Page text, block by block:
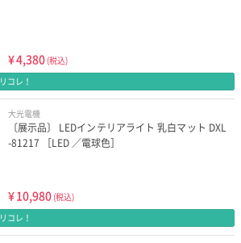
¥4,380 (税込)
リコレ！
大光電機
〔展示品〕 LEDインテリアライト 乳白マット DXL
-81217 ［LED ／電球色］
¥10,980 (税込)
リコレ！